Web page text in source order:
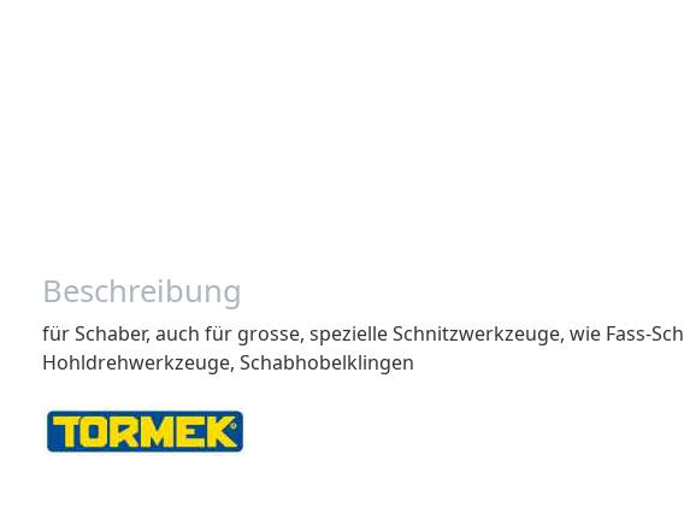
Beschreibung
für Schaber, auch für grosse, spezielle Schnitzwerkzeuge, wie Fass-
Hohldrehwerkzeuge, Schabhobelklingen